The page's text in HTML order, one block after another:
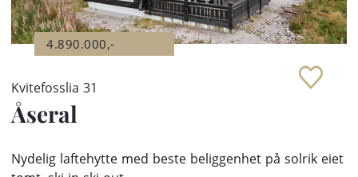
4.890.000,-
Kvitefosslia 31
Åseral
Nydelig laftehytte med beste beliggenhet på solrik eiet